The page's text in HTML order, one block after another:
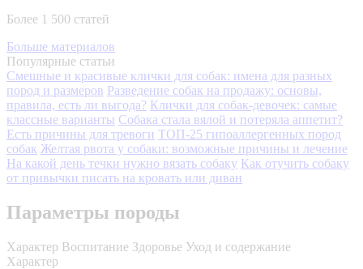
Более 1 500 статей
Больше материалов
Популярные статьи
Смешные и красивые клички для собак: имена для разных
пород и размеров Разведение собак на продажу: основы,
правила, есть ли выгода? Клички для собак-девочек: самые
классные варианты Собака стала вялой и потеряла аппетит?
Есть причины для тревоги ТОП-25 гипоаллергенных пород
собак Желтая рвота у собаки: возможные причины и лечение
На какой день течки нужно вязать собаку Как отучить собаку
от привычки писать на кровать или диван
Параметры породы
Характер Воспитание Здоровье Уход и содержание
Характер